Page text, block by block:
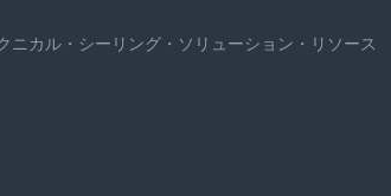
ニカル・シーリング・ソリューション・リソース